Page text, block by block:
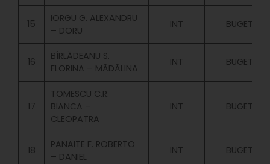
15
IORGU G. ALEXANDRU
– DORU
INT BUGET
16
BÎRLĂDEANU S.
FLORINA – MĂDĂLINA
INT BUGET
17
TOMESCU C.R.
BIANCA –
CLEOPATRA
INT BUGET
18
PANAITE F. ROBERTO
– DANIEL
INT BUGET